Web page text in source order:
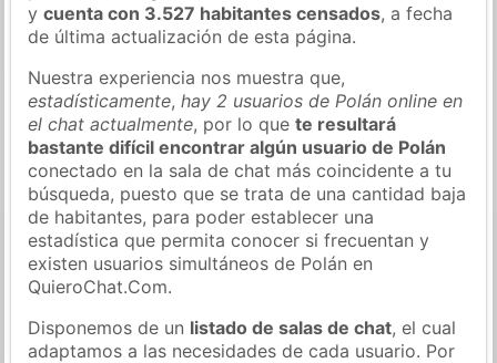
ycuenta con 3.527 habitantes censados, a fecha
de última actualización de esta página.
Nuestra experiencia nos muestra que,
estadísticamente,hay 2 usuarios de Polán online en
el chat actualmente, por lo quete resultará
bastante difícil encontrar algún usuario de Polán
conectado en la sala de chat más coincidente a tu
búsqueda, puesto que se trata de una cantidad baja
de habitantes, para poder establecer una
estadística que permita conocer si frecuentan y
existen usuarios simultáneos de Polán en
QuieroChat.Com.
Disponemos de un listado de salas de chat, el cual
adaptamos a las necesidades de cada usuario. Por